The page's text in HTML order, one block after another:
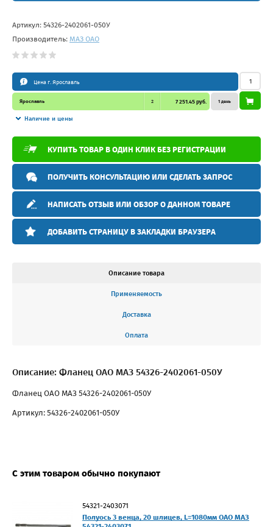
Артикул: 54326-2402061-050У
Производитель: МАЗ ОАО
Цена г. Ярославль
Ярославль 2 7 251.45 руб.
Наличие и цены
1 день
КУПИТЬ ТОВАР В ОДИН КЛИК БЕЗ РЕГИСТРАЦИИ
ПОЛУЧИТЬ КОНСУЛЬТАЦИЮ ИЛИ СДЕЛАТЬ ЗАПРОС
НАПИСАТЬ ОТЗЫВ ИЛИ ОБЗОР О ДАННОМ ТОВАРЕ
ДОБАВИТЬ СТРАНИЦУ В ЗАКЛАДКИ БРАУЗЕРА
Описание товара
Применяемость
Доставка
Оплата
Описание: Фланец ОАО МАЗ 54326-2402061-050У
Фланец ОАО МАЗ 54326-2402061-050У
Артикул: 54326-2402061-050У
С этим товаром обычно покупают
54321-2403071
Полуось 3 венца, 20 шлицев, L=1080мм ОАО МАЗ